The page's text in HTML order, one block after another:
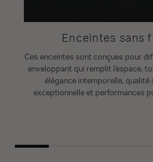
Enceintes sans
Ces enceintes sont conçues pour
enveloppant qui remplit l'espace,
élégance intemporelle, qualité
exceptionnelle et performances